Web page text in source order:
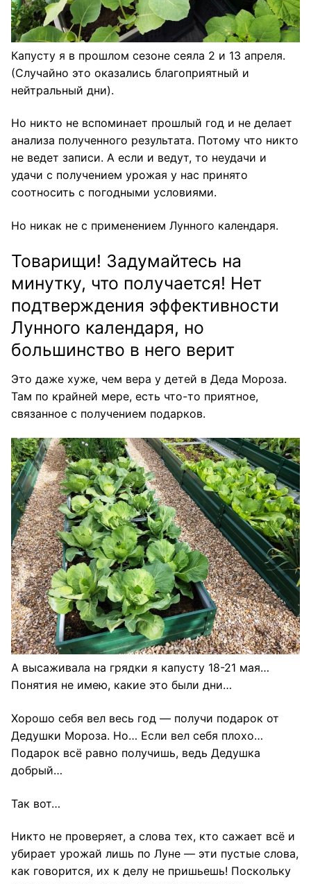
Капусту я в прошлом сезоне сеяла 2 и 13 апреля.
(Случайно это оказались благоприятный и
нейтральный дни).
Но никто не вспоминает прошлый год и не делает
анализа полученного результата. Потому что никто
не ведет записи. А если и ведут, то неудачи и
удачи с получением урожая у нас принято
соотносить с погодными условиями.
Но никак не с применением Лунного календаря.
Товарищи! Задумайтесь на
минутку, что получается! Нет
подтверждения эффективности
Лунного календаря, но
большинство в него верит
Это даже хуже, чем вера у детей в Деда Мороза.
Там по крайней мере, есть что-то приятное,
связанное с получением подарков.
А высаживала на грядки я капусту 18-21 мая…
Понятия не имею, какие это были дни…
Хорошо себя вел весь год — получи подарок от
Дедушки Мороза. Но… Если вел себя плохо…
Подарок всё равно получишь, ведь Дедушка
добрый…
Так вот…
Никто не проверяет, а слова тех, кто сажает всё и
убирает урожай лишь по Луне — эти пустые слова,
как говорится, их к делу не пришьешь! Поскольку